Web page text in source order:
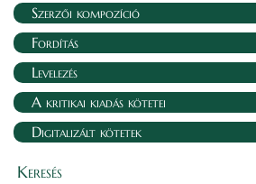
Szerzői kompozíció
Fordítás
Levelezés
A kritikai kiadás kötetei
Digitalizált kötetek
Keresés